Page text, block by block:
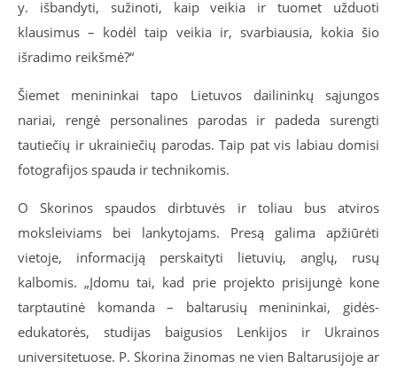
y. išbandyti, sužinoti, kaip veikia ir tuomet užduoti
klausimus – kodėl taip veikia ir, svarbiausia, kokia šio
išradimo reikšmė?“
Šiemet menininkai tapo Lietuvos dailininkų sąjungos
nariai, rengė personalines parodas ir padeda surengti
tautiečių ir ukrainiečių parodas. Taip pat vis labiau domisi
fotografijos spauda ir technikomis.
O Skorinos spaudos dirbtuvės ir toliau bus atviros
moksleiviams bei lankytojams. Presą galima apžiūrėti
vietoje, informaciją perskaityti lietuvių, anglų, rusų
kalbomis. „Įdomu tai, kad prie projekto prisijungė kone
tarptautinė komanda – baltarusių menininkai, gidės-
edukatorės, studijas baigusios Lenkijos ir Ukrainos
universitetuose. P. Skorina žinomas ne vien Baltarusijoje ar